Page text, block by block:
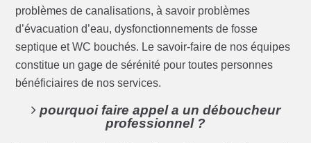
problèmes de canalisations, à savoir problèmes
d’évacuation d’eau, dysfonctionnements de fosse
septique et WC bouchés. Le savoir-faire de nos équipes
constitue un gage de sérénité pour toutes personnes
bénéficiaires de nos services.
pourquoi faire appel a un déboucheur
professionnel ?